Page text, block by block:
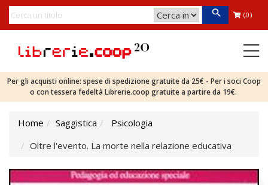
(0)
Per gli acquisti online: spese di spedizione gratuite da 25€ - Per i soci Coop
o con tessera fedeltà Librerie.coop gratuite a partire da 19€.
Home Saggistica
Psicologia
Oltre l'evento. La morte nella relazione educativa